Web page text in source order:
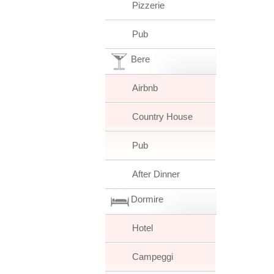
Pizzerie
Pub
Bere
Airbnb
Country House
Pub
After Dinner
Dormire
Hotel
Campeggi